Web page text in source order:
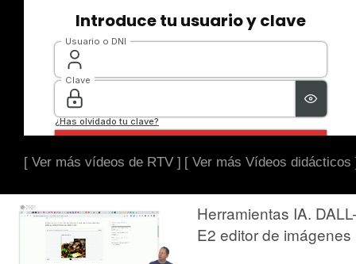
[ Ver más vídeos de RTV ] [ Ver más Vídeos didácticos
Herramientas IA. DALL-
E2 editor de imágenes